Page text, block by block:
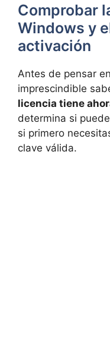
Comprobar
Windows y
activación
Antes de pensar
imprescindible
licencia tiene
determina si
si primero
clave válida.